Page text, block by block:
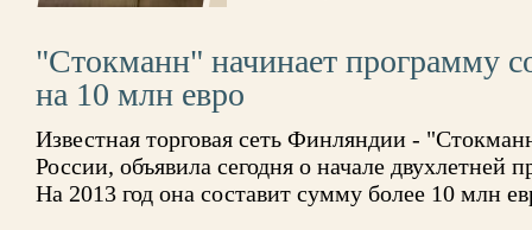
"Стокманн" начинает программу
на 10 млн евро
Известная торговая сеть Финляндии -
России, объявила сегодня о начале двухлетней
На 2013 год она составит сумму более 10 млн